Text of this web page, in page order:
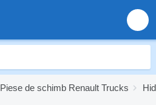
Piese de schimb Renault Trucks